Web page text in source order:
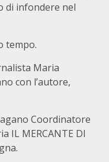
di infondere nel
tempo.
Maria
con l’autore,
Coordinatore
IL MERCANTE DI